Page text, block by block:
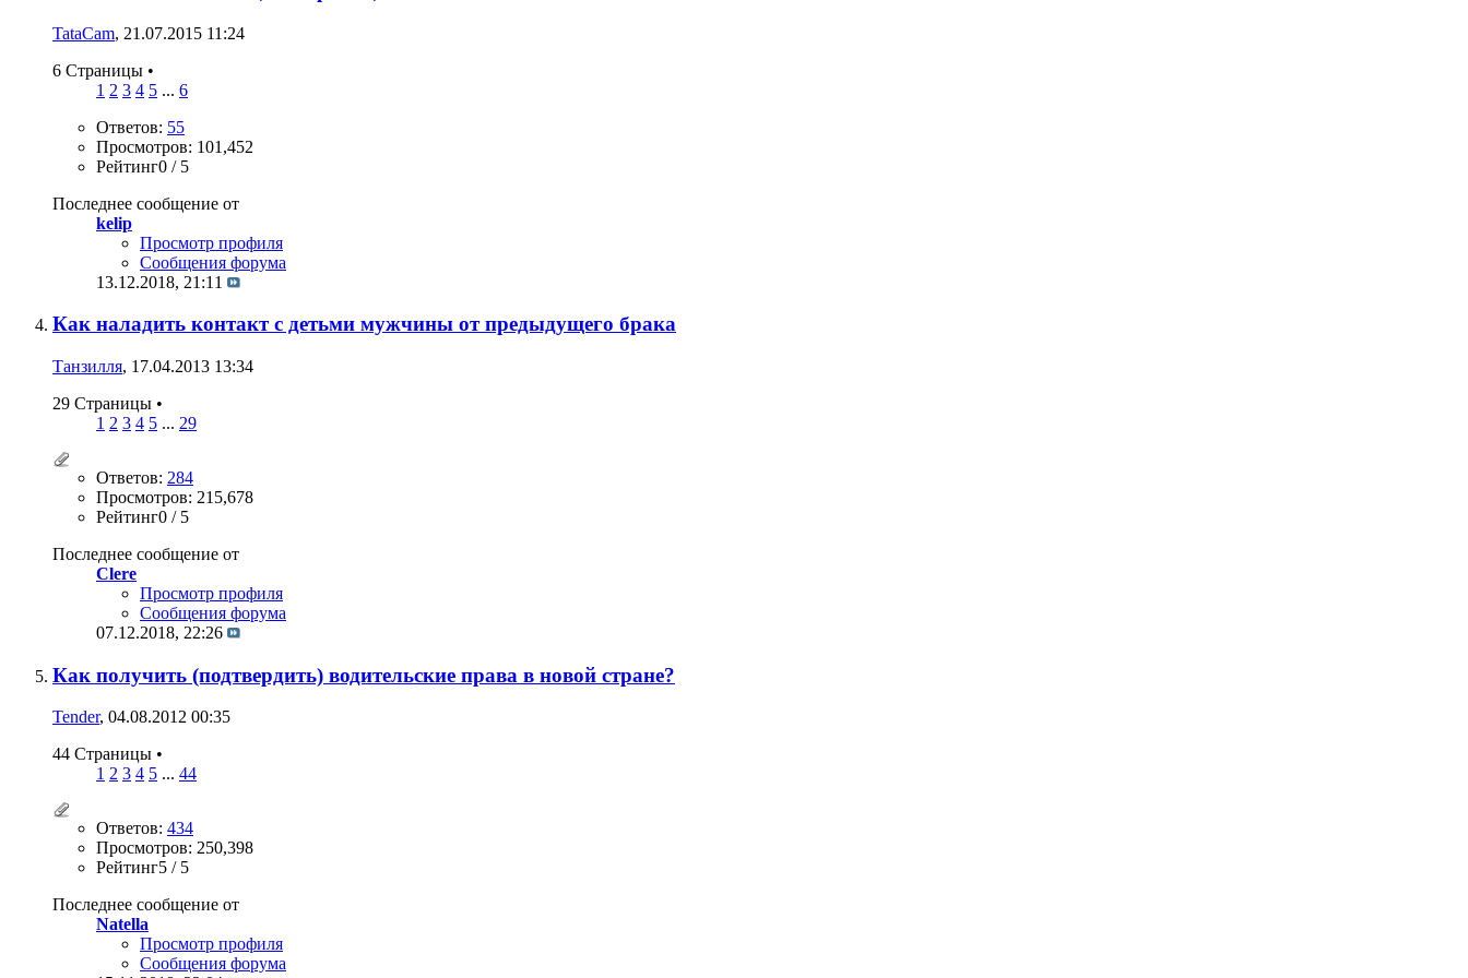
TataCam, 21.07.2015 11:24
6 Страницы •
1 2 3 4 5 ... 6
Ответов: 55
Просмотров: 101,452
Рейтинг0 / 5
Последнее сообщение от
kelip
Просмотр профиля
Сообщения форума
13.12.2018, 21:11
Как наладить контакт с детьми мужчины от предыдущего брака
Танзилля, 17.04.2013 13:34
29 Страницы •
1 2 3 4 5 ... 29
Ответов: 284
Просмотров: 215,678
Рейтинг0 / 5
Последнее сообщение от
Clere
Просмотр профиля
Сообщения форума
07.12.2018, 22:26
Как получить (подтвердить) водительские права в новой стране?
Tender, 04.08.2012 00:35
44 Страницы •
1 2 3 4 5 ... 44
Ответов: 434
Просмотров: 250,398
Рейтинг5 / 5
Последнее сообщение от
Natella
Просмотр профиля
Сообщения форума